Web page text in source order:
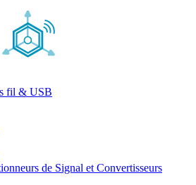
fil & USB
de Signal et Convertisseurs